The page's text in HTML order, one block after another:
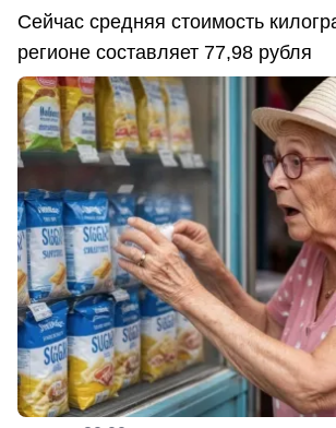
Сейчас средняя стоимость
регионе составляет 77,98 рубля